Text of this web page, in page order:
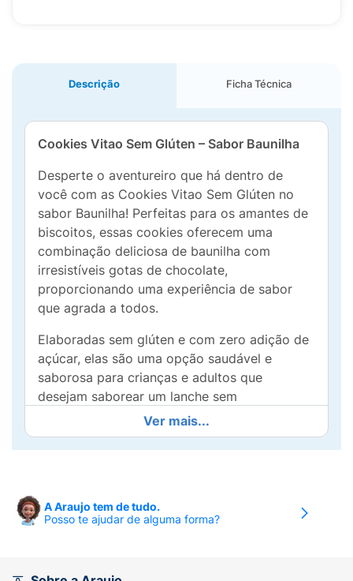
Descrição Ficha Técnica
Cookies Vitao Sem Glúten – Sabor Baunilha
Desperte o aventureiro que há dentro de
você com as Cookies Vitao Sem Glúten no
sabor Baunilha! Perfeitas para os amantes de
biscoitos, essas cookies oferecem uma
combinação deliciosa de baunilha com
irresistíveis gotas de chocolate,
proporcionando uma experiência de sabor
que agrada a todos.
Elaboradas sem glúten e com zero adição de
açúcar, elas são uma opção saudável e
saborosa para crianças e adultos que
desejam saborear um lanche sem
preocupações. Com 60g de pura delícia,
essas cookies são ideais para levar na
lancheira, em passeios ou simplesmente para
Perfeitas a qualquer hora do dia, as Cookies
Vitao são um snack que além de saboroso,
Ver mais...
A Araujo tem de tudo.
Posso te ajudar de alguma forma?